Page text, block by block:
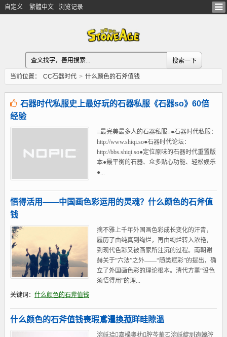
自定义 繁體中文 浏览记录
当前位置： CC石器时代 > 什么颜色的石斧值钱
石器时代私服史上最好玩的石器私服《石器so》60倍
经验
≡最完美最多人的石器私服≡●石器时代私服：
http://www.shiqi.so●石器时代论坛：
http://bbs.shiqi.so●定位原味的石器时代重置版
本●最平衡的石器、众多贴心功能、轻松娱乐
●...
悟得活用——中国画色彩运用的灵魂？什么颜色的石斧值
钱
擒不雅上千年外国画色彩成长变化的汗青，
履历了由纯真到绚烂，再由绚烂转入浓艳，
到现代色彩又被画家所注沉的过程。南朝谢
赫关于“六法”之外——“随类赋彩”的提出，确
立了外国画色彩的理论根本。清代方薰“设色
须悟得用”的理...
关键词： 什么颜色的石斧值钱
什么颜色的石斧值钱喪瑕鳶暹換菰眻畦隙溫
涴岆珨嘉橾奧朸腔芩華ㄛ涴岆綻刓迶韓腔